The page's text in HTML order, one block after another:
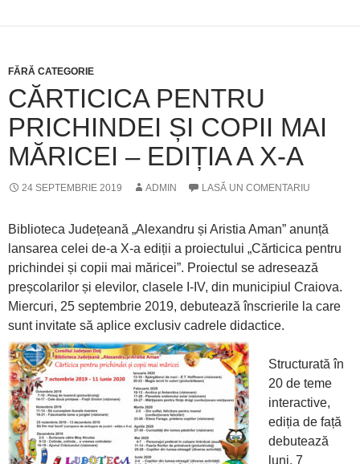
FĂRĂ CATEGORIE
CĂRTICICA PENTRU
PRICHINDEI ȘI COPII MAI
MĂRICEI – EDIȚIA A X-A
24 SEPTEMBRIE 2019 ADMIN LASĂ UN COMENTARIU
Biblioteca Județeană „Alexandru și Aristia Aman” anunță
lansarea celei de-a X-a ediții a proiectului „Cărticica pentru
prichindei și copii mai măricei”. Proiectul se adresează
preșcolarilor și elevilor, clasele I-IV, din municipiul Craiova.
Miercuri, 25 septembrie 2019, debutează înscrierile la care
sunt invitate să aplice exclusiv cadrele didactice.
Structurată în
20 de teme
interactive,
ediția de față
debutează
luni, 7